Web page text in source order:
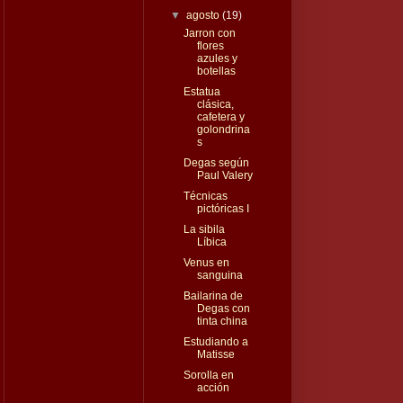
▼ agosto (19)
Jarron con
flores
azules y
botellas
Estatua
clásica,
cafetera y
golondrina
s
Degas según
Paul Valery
Técnicas
pictóricas I
La sibila
Líbica
Venus en
sanguina
Bailarina de
Degas con
tinta china
Estudiando a
Matisse
Sorolla en
acción